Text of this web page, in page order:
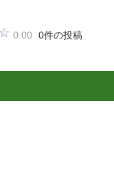
0.00 0件の投稿